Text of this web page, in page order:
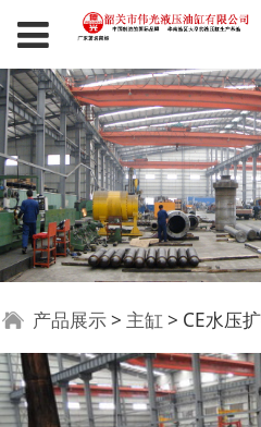
CE水压扩径
主油缸
产品展示> 主缸 > CE水压